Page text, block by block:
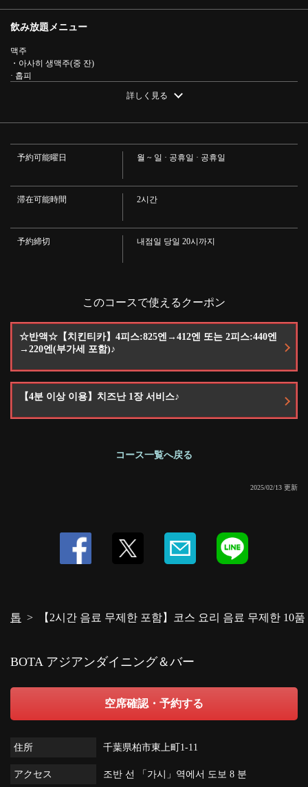
飲み放題メニュー
맥주
・아사히 생맥주(중 잔)
· 홉피
・유자 사워/스다치 사워/라이치 사워/거봉 사워/라임 사워/레몬 사워/애플 사워/
술
・진백/진코크/워커토닉/모스코뮈/우오카 코크/카시스 소다/카시스 우롱/카시스
위스키
・각/블랙 니카
· 소프트 드링크
・우롱 차/러시/망고 러시/마사라티(핫/아이스)/커피(핫/아이스)/오렌지 주스/망
詳しく見る
予約可能曜日 월 ~ 일 · 공휴일 · 공휴일
滞在可能時間 2시간
予約締切 내점일 당일 20시까지
このコースで使えるクーポン
☆반액☆【치킨티카】4피스:825엔→412엔 또는 2피스:440엔
→220엔(부가세 포함)♪
【4분 이상 이용】치즈난 1장 서비스♪
コース一覧へ戻る
2025/02/13 更新
톱 【2시간 음료 무제한 포함】코스 요리 음료 무제한 10
【2시간 음료 무제한 포함】코스 요리 음료 무제한 10품
3630엔(부가세 포함) | BOTA アジアンダイニング＆バー
お店情報をコピー
閉じる
BOTA アジアンダイニング＆バー
空席確認・予約する
住所 千葉県柏市東上町1-11
アクセス 조반 선 「가시」역에서 도보 8 분